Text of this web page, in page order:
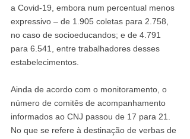
a Covid-19, embora num percentual menos
expressivo – de 1.905 coletas para 2.758,
no caso de socioeducandos; e de 4.791
para 6.541, entre trabalhadores desses
estabelecimentos.
Ainda de acordo com o monitoramento, o
número de comitês de acompanhamento
informados ao CNJ passou de 17 para 21.
No que se refere à destinação de verbas de